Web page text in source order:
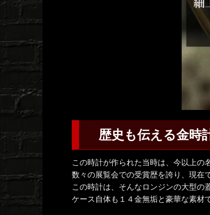
歴史も伝える金時
この時計が作られた当時は、今以上の
数々の展覧会での受賞歴を誇り、現在
この時計は、そんなロンジンの大型の
ケース自体も１４金無垢と豪華な素材